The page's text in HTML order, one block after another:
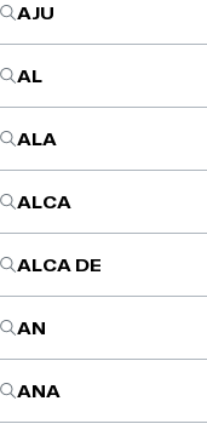
AJU
AL
ALA
ALCA
ALCA DE
AN
ANA